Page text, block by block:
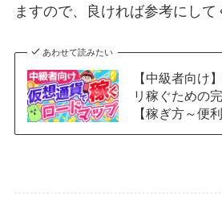
ますので、良ければ参考にして
あわせて読みたい
【中級者向け
リ稼ぐための
【稼ぎ方～便